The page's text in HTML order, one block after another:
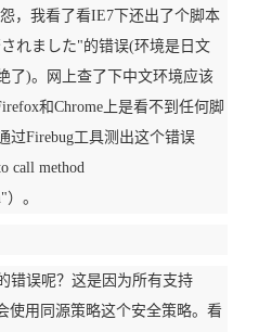
，我看了看IE7下还出了个脚本
れました"的错误(环境是日文
了)。网上查了下中文环境应该
和Chrome上是看不到任何脚
过Firebug工具测出这个错误
call method
。
错误呢？这是因为所有支持
使用同源策略这个安全策略。看